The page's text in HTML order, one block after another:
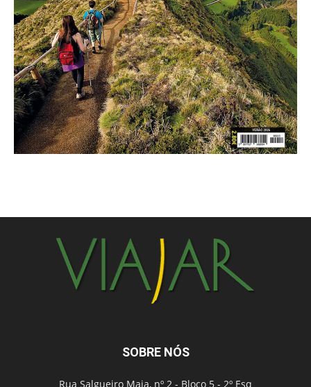
SOBRE NÓS
Rua Salgueiro Maia, nº 2 - Bloco 5 - 2º Esq